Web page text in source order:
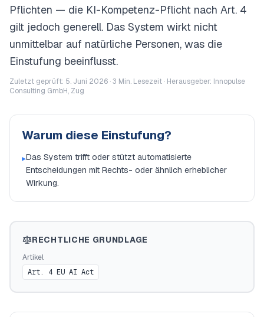
Pflichten — die KI-Kompetenz-Pflicht nach Art. 4
gilt jedoch generell. Das System wirkt nicht
unmittelbar auf natürliche Personen, was die
Einstufung beeinflusst.
Zuletzt geprüft: 5. Juni 2026 ·3 Min. Lesezeit · Herausgeber: Innopulse
Consulting GmbH, Zug
Warum diese Einstufung?
▸Das System trifft oder stützt automatisierte
Entscheidungen mit Rechts- oder ähnlich erheblicher
Wirkung.
RECHTLICHE GRUNDLAGE
Artikel
Art. 4 EU AI Act